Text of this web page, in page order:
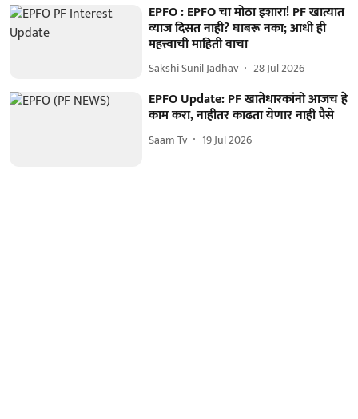
EPFO : EPFO चा मोठा इशारा! PF खात्यात
व्याज दिसत नाही? घाबरू नका; आधी ही
महत्त्वाची माहिती वाचा
Sakshi Sunil Jadhav 28 Jul 2026
EPFO Update: PF खातेधारकांनो आजच हे
काम करा, नाहीतर काढता येणार नाही पैसे
Saam Tv 19 Jul 2026